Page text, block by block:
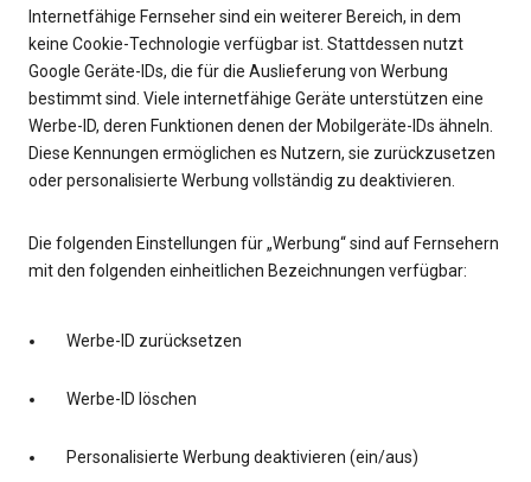
Internetfähige Fernseher sind ein weiterer Bereich, in dem
keine Cookie-Technologie verfügbar ist. Stattdessen nutzt
Google Geräte-IDs, die für die Auslieferung von Werbung
bestimmt sind. Viele internetfähige Geräte unterstützen eine
Werbe-ID, deren Funktionen denen der Mobilgeräte-IDs ähneln.
Diese Kennungen ermöglichen es Nutzern, sie zurückzusetzen
oder personalisierte Werbung vollständig zu deaktivieren.
Die folgenden Einstellungen für „Werbung“ sind auf Fernsehern
mit den folgenden einheitlichen Bezeichnungen verfügbar:
Werbe-ID zurücksetzen
Werbe-ID löschen
Personalisierte Werbung deaktivieren (ein/aus)